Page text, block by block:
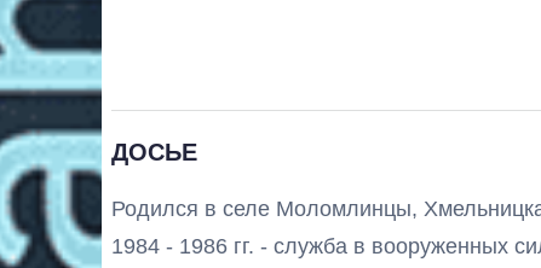
ДОСЬЕ
Родился в селе Моломлинцы,
1984 - 1986 гг. - служба в вооруженных